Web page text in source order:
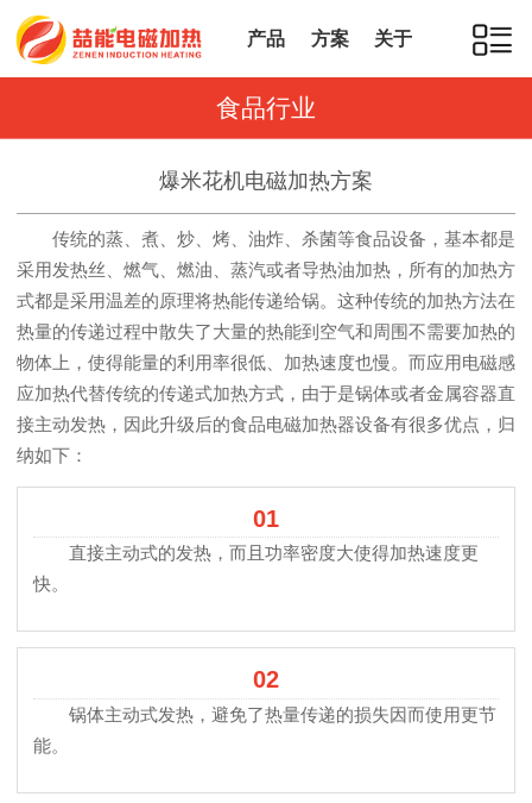
产品 方案 关于
食品行业
爆米花机电磁加热方案
传统的蒸、煮、炒、烤、油炸、杀菌等食品设备，基本都是
采用发热丝、燃气、燃油、蒸汽或者导热油加热，所有的加热方
式都是采用温差的原理将热能传递给锅。这种传统的加热方法在
热量的传递过程中散失了大量的热能到空气和周围不需要加热的
物体上，使得能量的利用率很低、加热速度也慢。而应用电磁感
应加热代替传统的传递式加热方式，由于是锅体或者金属容器直
接主动发热，因此升级后的食品电磁加热器设备有很多优点，归
纳如下：
01
直接主动式的发热，而且功率密度大使得加热速度更
快。
02
锅体主动式发热，避免了热量传递的损失因而使用更节
能。